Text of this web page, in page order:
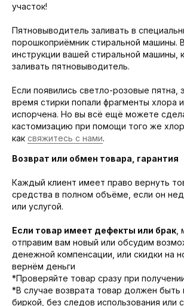
участок!
Пятновыводитель заливать в
порошкоприёмник стиральной машины.
инструкции вашей стиральной машины,
заливать пятновыводитель.
Если появились светло-розовые пятна,
время стирки попали фрагменты хлора
испорчена. Но вы всё ещё можете
кастомизацию при помощи того же
как свяжитесь с нами.
Возврат или обмен товара, гарантия
Каждый клиент имеет право вернуть
средства в полном объёме, если он
или услугой.
Если товар имеет дефекты или брак
отправим вам новый или обсудим
денежной компенсации, или скидки на
вернём деньги
*Проверяйте товар сразу при
*В случае возврата товар должен быть
биркой, без следов использования или